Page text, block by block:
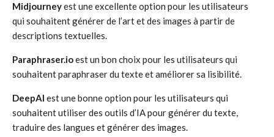
Midjourneyest une excellente option pour les utilisateurs
qui souhaitent générer de l’art et des images à partir de
descriptions textuelles.
Paraphraser.ioest un bon choix pour les utilisateurs qui
souhaitent paraphraser du texte et améliorer sa lisibilité.
DeepAI est une bonne option pour les utilisateurs qui
souhaitent utiliser des outils d’IA pour générer du texte,
traduire des langues et générer des images.